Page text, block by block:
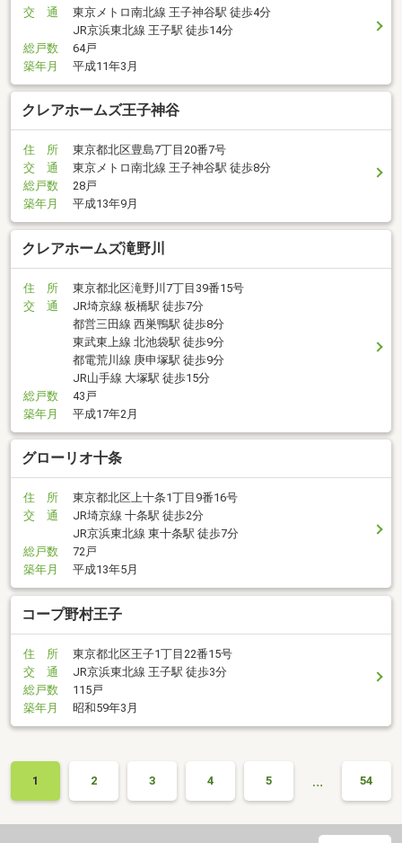
交 通
東京メトロ南北線 王子神谷駅 徒歩4分
JR京浜東北線 王子駅 徒歩14分
総戸数
64戸
築年月
平成11年3月
クレアホームズ王子神谷
住 所
東京都北区豊島7丁目20番7号
交 通
東京メトロ南北線 王子神谷駅 徒歩8分
総戸数
28戸
築年月
平成13年9月
クレアホームズ滝野川
住 所
東京都北区滝野川7丁目39番15号
交 通
JR埼京線 板橋駅 徒歩7分
都営三田線 西巣鴨駅 徒歩8分
東武東上線 北池袋駅 徒歩9分
都電荒川線 庚申塚駅 徒歩9分
JR山手線 大塚駅 徒歩15分
総戸数
43戸
築年月
平成17年2月
グローリオ十条
住 所
東京都北区上十条1丁目9番16号
交 通
JR埼京線 十条駅 徒歩2分
JR京浜東北線 東十条駅 徒歩7分
総戸数
72戸
築年月
平成13年5月
コープ野村王子
住 所
東京都北区王子1丁目22番15号
交 通
JR京浜東北線 王子駅 徒歩3分
総戸数
115戸
築年月
昭和59年3月
1 2 3 4 5 … 54